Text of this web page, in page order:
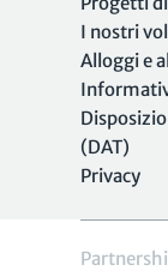
I nostri
Alloggi e
(DAT)
Privacy